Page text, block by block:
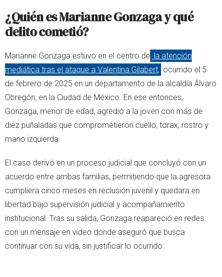
¿Quién es Marianne Gonzaga y qué
delito cometió?
Marianne Gonzaga estuvo en el centro de la atención
mediática tras el ataque a Valentina Gilabert, ocurrido el 5
de febrero de 2025 en un departamento de la alcaldía Álvaro
Obregón, en la Ciudad de México. En ese entonces,
Gonzaga, menor de edad, agredió a la joven con más de
diez puñaladas que comprometieron cuello, tórax, rostro y
mano izquierda.
El caso derivó en un proceso judicial que concluyó con un
acuerdo entre ambas familias, permitiendo que la agresora
cumpliera cinco meses en reclusión juvenil y quedara en
libertad bajo supervisión judicial y acompañamiento
institucional. Tras su salida, Gonzaga reapareció en redes
con un mensaje en video donde aseguró que busca
continuar con su vida, sin justificar lo ocurrido: